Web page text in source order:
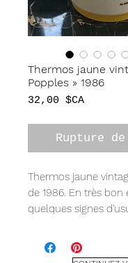
Thermos jaune
Popples » 1986
32,00 $CAPrix
Rupture
Thermos jaune
de 1986. En très
quelques signes
son âge !
Mesure 6,5" de haut